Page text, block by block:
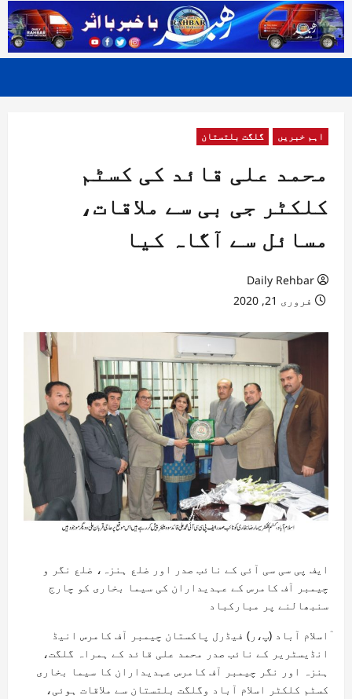
اہم خبریں گلگت بلتستان
محمد علی قائد کی کسٹم
کلکٹر جی بی سے ملاقات،
مسائل سے آگاہ کیا
Daily Rehbar
فروری 21, 2020
ایف پی سی سی آئی کے نائب صدر اور ضلع ہنزہ، ضلع نگر و
چیمبر آف کامرس کے عہدیداران کی سیما بخاری کو چارج
سنبھالنے پر مبارکباد
ٓاسلام آباد (پ،ر) فیڈرل پاکستان چیمبر آف کامرس انیڈ
انڈیسٹریر کے نائب صدر محمد علی قائد کے ہمراہ گلگت،
ہنزہ اور نگر چیمبر آف کامرس عہدیداران کا سیما بخاری
کسٹم کلکٹر اسلام آباد وگلگت بلتستان سے ملاقات ہوئی،